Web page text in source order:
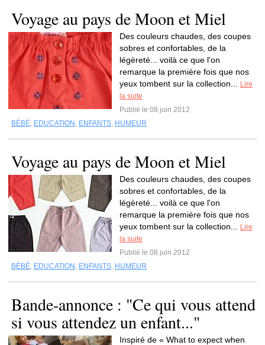
Voyage au pays de Moon et Miel
Des couleurs chaudes, des coupes
sobres et confortables, de la
légèreté... voilà ce que l'on
remarque la première fois que nos
yeux tombent sur la collection...
Lire
la suite
Publié le 08 juin 2012
BÉBÉ, EDUCATION , ENFANTS, HUMEUR
Voyage au pays de Moon et Miel
Des couleurs chaudes, des coupes
sobres et confortables, de la
légèreté... voilà ce que l'on
remarque la première fois que nos
yeux tombent sur la collection...
Lire
la suite
Publié le 08 juin 2012
BÉBÉ, EDUCATION , ENFANTS, HUMEUR
Bande-annonce : "Ce qui vous attend
si vous attendez un enfant..."
Inspiré de « What to expect when